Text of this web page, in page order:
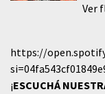
Ver
https://
¡ESCUCHÁ